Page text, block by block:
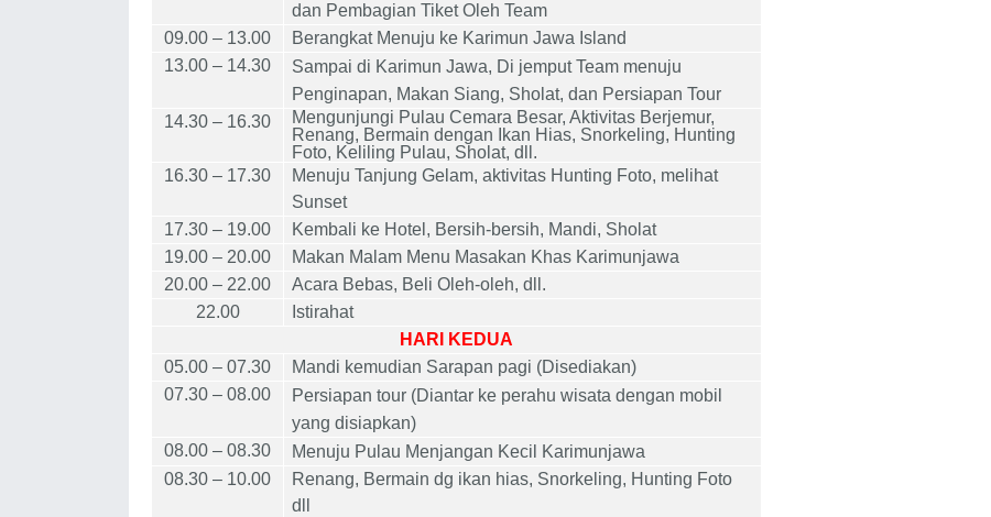
dan Pembagian Tiket Oleh Team
09.00 – 13.00 Berangkat Menuju ke Karimun Jawa Island
13.00 – 14.30
Sampai di Karimun Jawa, Di jemput Team menuju
Penginapan, Makan Siang, Sholat, dan Persiapan Tour
14.30 – 16.30
Mengunjungi Pulau Cemara Besar, Aktivitas Berjemur,
Renang, Bermain dengan Ikan Hias, Snorkeling, Hunting
Foto, Keliling Pulau, Sholat, dll.
16.30 – 17.30
Menuju Tanjung Gelam, aktivitas Hunting Foto, melihat
Sunset
17.30 – 19.00
Kembali ke Hotel, Bersih-bersih, Mandi, Sholat
19.00 – 20.00
Makan Malam Menu Masakan Khas Karimunjawa
20.00 – 22.00
Acara Bebas, Beli Oleh-oleh, dll.
22.00
Istirahat
HARI KEDUA
05.00 – 07.30
Mandi kemudian Sarapan pagi (Disediakan)
07.30 – 08.00
Persiapan tour (Diantar ke perahu wisata dengan mobil
yang disiapkan)
08.00 – 08.30 Menuju Pulau Menjangan Kecil Karimunjawa
08.30 – 10.00
Renang, Bermain dg ikan hias, Snorkeling, Hunting Foto
dll